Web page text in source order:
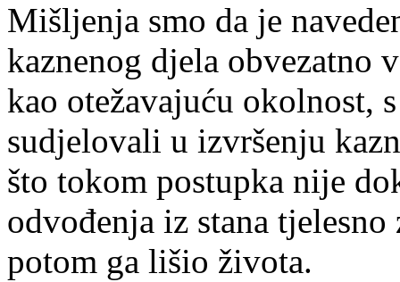
Mišljenja smo da je
kaznenog djela obvezatno
kao otežavajuću okolnost,
sudjelovali u izvršenju
što tokom postupka nije
odvođenja iz stana
potom ga lišio života.